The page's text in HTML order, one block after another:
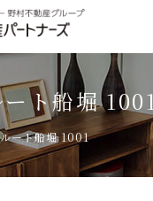
探す
ト船堀 1001
ート船堀 1001